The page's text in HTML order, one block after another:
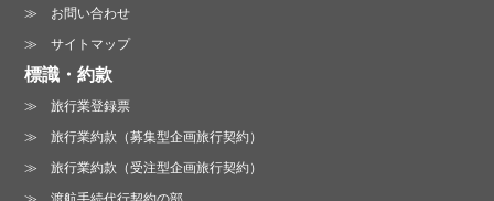
お問い合わせ
サイトマップ
標識・約款
旅行業登録票
旅行業約款（募集型企画旅行契約）
旅行業約款（受注型企画旅行契約）
渡航手続代行契約の部